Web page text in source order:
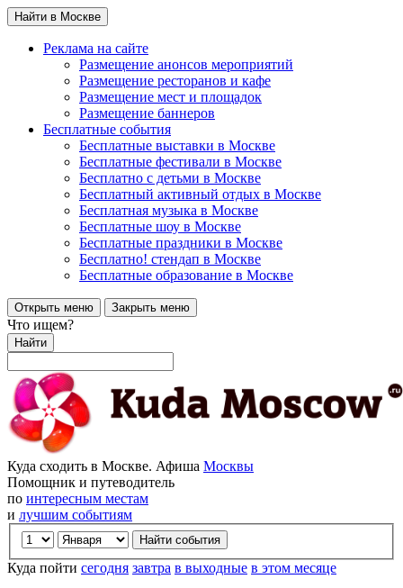
Найти в Москве
Реклама на сайте
Размещение анонсов мероприятий
Размещение ресторанов и кафе
Размещение мест и площадок
Размещение баннеров
Бесплатные события
Бесплатные выставки в Москве
Бесплатные фестивали в Москве
Бесплатно с детьми в Москве
Бесплатный активный отдых в Москве
Бесплатная музыка в Москве
Бесплатные шоу в Москве
Бесплатные праздники в Москве
Бесплатно! стендап в Москве
Бесплатные образование в Москве
Открыть меню Закрыть меню
Что ищем?
Найти
Куда сходить в Москве. Афиша Москвы
Помощник и путеводитель
по интересным местам
и лучшим событиям
Куда пойти сегодня завтра в выходные в этом месяце